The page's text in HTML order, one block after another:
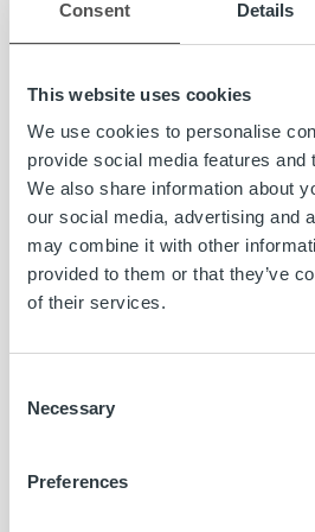
Consent Details
This website uses cookies
We use cookies to personalise
provide social media features and
We also share information about
our social media, advertising and
may combine it with other
provided to them or that they’ve
of their services.
Selection
Necessary
Preferences
hallinta), ISO/IEC 27001:n
MyRopoa on kehitetty laskujen
parantamiseksi:
tietoturvaa on parannettu
kautta toimivan viestikeskuksen
Ylitimme
suunnittelemattomia
Sukupuolten välisiä palkkaeroja
Sukupuoli-identiteettien
monimuotoisille sukupuoli-